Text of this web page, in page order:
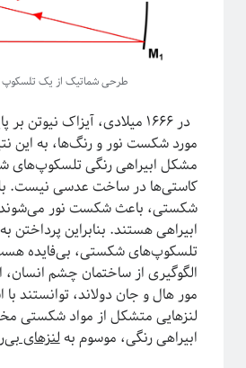
کوانتوم کیهان
گذار فاز
آموزش ریاضی
آموزشی
اخبار
اختر فیزیک
اسرار کوانتومی
اهداف سیتپور
برنامه‌نویسی و کار با داده
تاریخ علم
تصاویر
طرحی شماتیک از یک تلسکوپ
در ۱۶۶۶ میلادی، آيزاک نیوتن
مورد شکست نور و رنگ‌ها، به این
مشکل ابیراهی رنگی تلسکوپ‌های
کاستی‌ها در ساخت عدسی نیست.
شکستی، باعث شکست نور می‌شوند
ابیراهی هستند. بنابراین پرداختن
تلسکوپ‌های شکستی، بی‌فایده هست.
الگوگیری از ساختمان چشم انسان،
مور هال و جان دولاند، توانستند با
لنزهایی متشکل از مواد شکستی
ابیراهی رنگی، موسوم بهلنزهای